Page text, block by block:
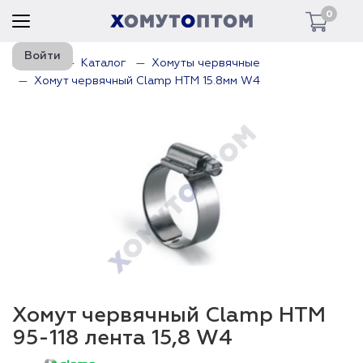
0
Войти
Главная Каталог
Хомуты червячные
Хомут червячный Clamp HTM 15.8мм W4
Хомут червячный Clamp HTM
95-118 лента 15,8 W4